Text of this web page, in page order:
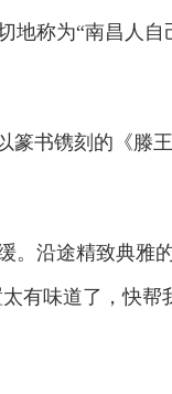
地称为“南昌人自
书镌刻的《滕王
。沿途精致典雅
有味道了，快帮